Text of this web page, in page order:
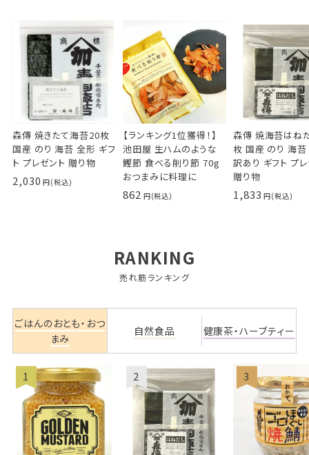
森傳 焼きたて海苔20枚
国産 のり 海苔 全形 ギフ
ト プレゼント 贈り物
2,030
【ランキング1位獲得！】
池田屋 生ハムのような
鰹節 食べる削り節 70g
おつまみに料理に
862
森傳 焼海苔はね
枚 国産 のり 海
訳あり ギフト プ
贈り物
1,833
RANKING
売れ筋ランキング
ごはんのおとも・おつ
まみ
自然食品 健康茶・ハーブティー